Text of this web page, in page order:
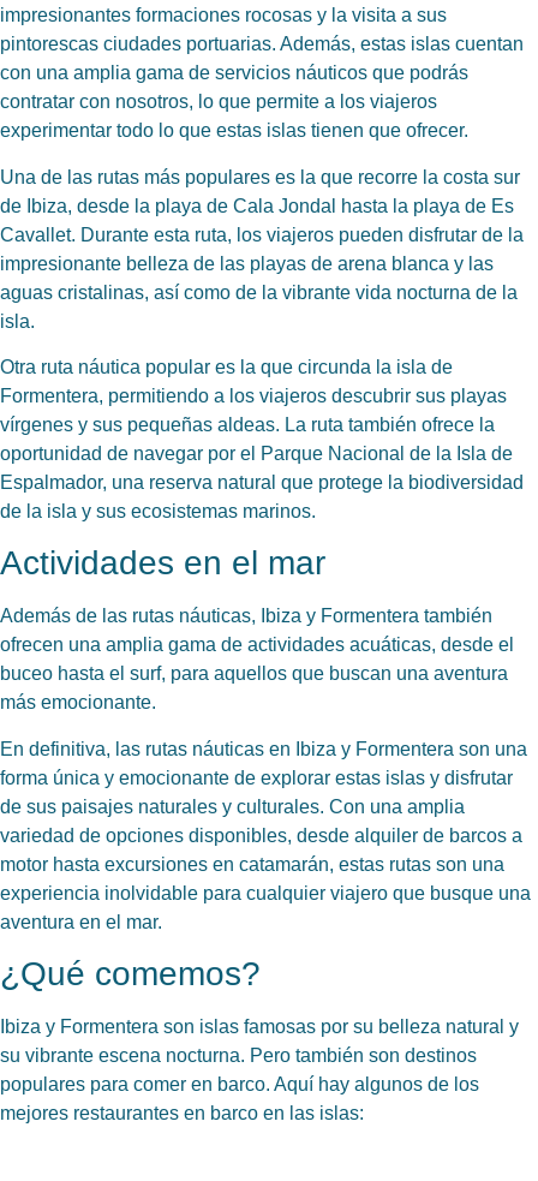
impresionantes formaciones rocosas y la visita a sus
pintorescas ciudades portuarias. Además, estas islas cuentan
con una amplia gama de servicios náuticos que podrás
contratar con nosotros, lo que permite a los viajeros
experimentar todo lo que estas islas tienen que ofrecer.
Una de las rutas más populares es la que recorre la costa sur
de Ibiza, desde la playa de Cala Jondal hasta la playa de Es
Cavallet. Durante esta ruta, los viajeros pueden disfrutar de la
impresionante belleza de las playas de arena blanca y las
aguas cristalinas, así como de la vibrante vida nocturna de la
isla.
Otra ruta náutica popular es la que circunda la isla de
Formentera, permitiendo a los viajeros descubrir sus playas
vírgenes y sus pequeñas aldeas. La ruta también ofrece la
oportunidad de navegar por el Parque Nacional de la Isla de
Espalmador, una reserva natural que protege la biodiversidad
de la isla y sus ecosistemas marinos.
Actividades en el mar
Además de las rutas náuticas, Ibiza y Formentera también
ofrecen una amplia gama de actividades acuáticas, desde el
buceo hasta el surf, para aquellos que buscan una aventura
más emocionante.
En definitiva, las rutas náuticas en Ibiza y Formentera son una
forma única y emocionante de explorar estas islas y disfrutar
de sus paisajes naturales y culturales. Con una amplia
variedad de opciones disponibles, desde alquiler de barcos a
motor hasta excursiones en catamarán, estas rutas son una
experiencia inolvidable para cualquier viajero que busque una
aventura en el mar.
¿Qué comemos?
Ibiza y Formentera son islas famosas por su belleza natural y
su vibrante escena nocturna. Pero también son destinos
populares para comer en barco. Aquí hay algunos de los
mejores restaurantes en barco en las islas: